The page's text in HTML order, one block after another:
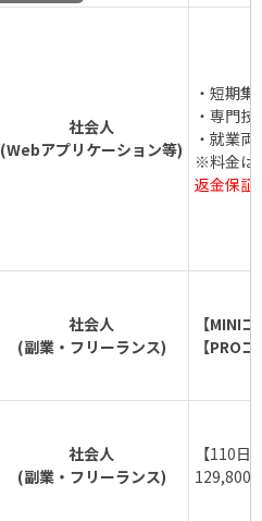
社会人
(Webアプリケーション等)
・短期
・専門
・就業
※料金は
返金保証
社会人
(副業・フリーランス)
【MINI
【PRO
社会人
(副業・フリーランス)
【110日
129,800